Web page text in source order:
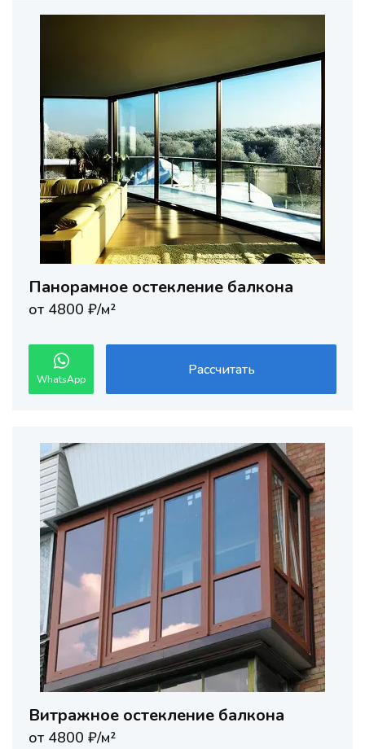
Панорамное остекление балкона
от 4800 ₽/м²
WhatsApp
Рассчитать
Витражное остекление балкона
от 4800 ₽/м²